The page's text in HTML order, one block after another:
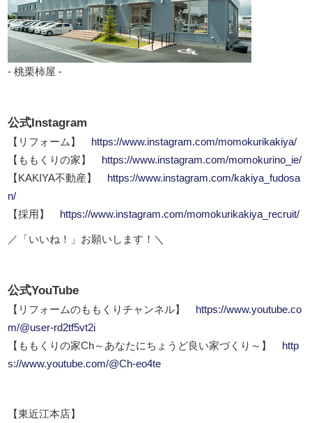
- 桃栗柿屋 -
公式Instagram
【リフォーム】
https://www.instagram.com/momokurikakiya/
【ももくりの家】
https://www.instagram.com/momokurino_ie/
【KAKIYA不動産】
https://www.instagram.com/kakiya_fudosa
n/
【採用】
https://www.instagram.com/momokurikakiya_recruit/
／「いいね！」お願いします！＼
公式YouTube
【リフォームのももくりチャンネル】
https://www.youtube.co
m/@user-rd2tf5vt2i
【ももくりの家Ch～あなたにちょうど良い家づくり～】
http
s://www.youtube.com/@Ch-eo4te
【東近江本店】